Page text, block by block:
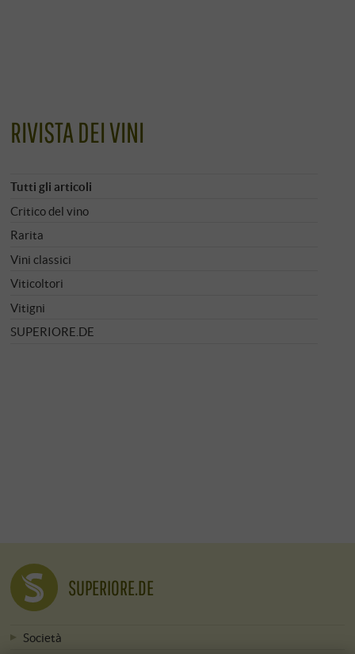
RIVISTA DEI VINI
Tutti gli articoli
Critico del vino
Rarita
Vini classici
Viticoltori
Vitigni
SUPERIORE.DE
SUPERIORE.DE
Società